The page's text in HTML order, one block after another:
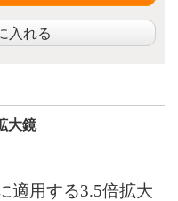
入れる
大鏡
適用する3.5倍拡大